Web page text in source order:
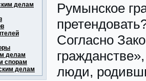
делам
делам
спорам
делам
Румынское
Согласно
люди,